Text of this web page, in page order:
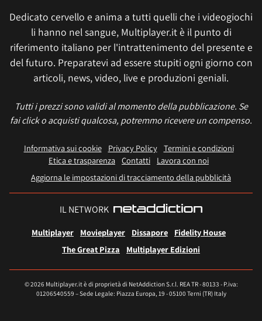
Dedicato cervello e anima a tutti quelli che i videogiochi
li hanno nel sangue, Multiplayer.it è il punto di
riferimento italiano per l'intrattenimento del presente e
del futuro. Preparatevi ad essere stupiti ogni giorno con
articoli, news, video, live e produzioni geniali.
Tutti i prezzi sono validi al momento della pubblicazione. Se
fai click o acquisti qualcosa, potremmo ricevere un compenso.
Informativa sui cookie Privacy Policy
Termini e condizioni
Etica e trasparenza Contatti
Lavora con noi
Aggiorna le impostazioni di tracciamento della pubblicità
IL NETWORK
Multiplayer Movieplayer Dissapore
Fidelity House
The Great Pizza
Multiplayer Edizioni
© 2026 Multiplayer.it è di proprietà di NetAddiction S.r.l. REA TR - 80133 - P.iva:
01206540559 – Sede Legale: Piazza Europa, 19 - 05100 Terni (TR) Italy